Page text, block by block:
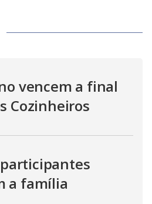
i
e
o
vencem a final
Cozinheiros
a família